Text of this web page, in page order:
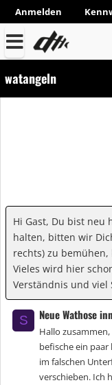
Anmelden
watangeln
Hi Gast, Du bist neu
halten, bitten wir
rechts) zu
Vieles wird hier
Verständnis und viel
S Neue Wathose
Hallo
befische ein paar
im falschen
verschieben. Ich